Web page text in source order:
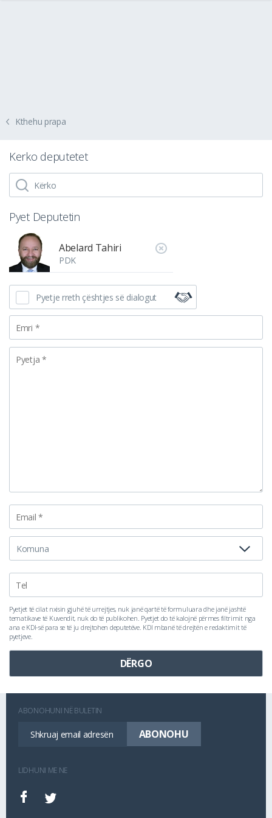
Kthehu prapa
Kerko deputetet
Pyet Deputetin
Abelard Tahiri
PDK
Pyetje rreth çështjes së dialogut
Pyetjet të cilat nxisin gjuhë të urrejtjes, nuk janë qartë të formuluara dhe janë jashtë
tematikave të Kuvendit, nuk do të publikohen. Pyetjet do të kalojnë përmes filtrimit nga
ana e KDI-së para se të ju drejtohen deputetëve. KDI mbanë të drejtën e redaktimit të
pyetjeve.
ABONOHUNI NË BULETIN
LIDHUNI ME NE